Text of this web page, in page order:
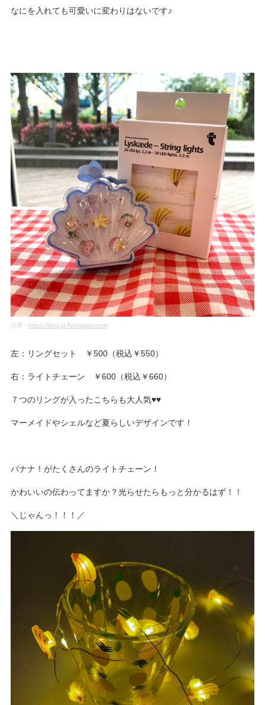
なにを入れても可愛いに変わりはないです♪
出典： https://blog.jp.flyingtiger.com/
左：リングセット ￥500（税込￥550）
右：ライトチェーン ￥600（税込￥660）
７つのリングが入ったこちらも大人気♥♥
マーメイドやシェルなど夏らしいデザインです！
バナナ！がたくさんのライトチェーン！
かわいいの伝わってますか？光らせたらもっと分かるはず！！
＼じゃんっ！！！／